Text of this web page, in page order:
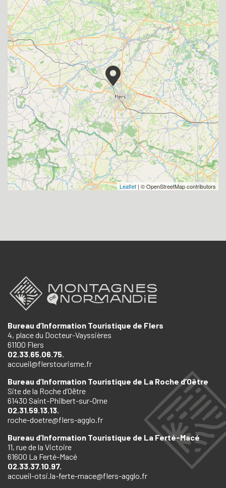
Leaflet| © OpenStreetMap contributors
Bureau d’Information Touristique de Flers
4, place du Docteur-Vayssières
61100 Flers
02.33.65.06.75.
accueil@flerstourisme.fr
Bureau d’Information Touristique de La Roche d’Oëtre
Site de la Roche d’Oëtre
61430 Saint-Philbert-sur-Orne
02.31.59.13.13.
roche-doetre@flers-agglo.fr
Bureau d’Information Touristique de La Ferté-Macé
11, rue de la Victoire
61600 La Ferté-Macé
02.33.37.10.97.
accueil-otsi.la-ferte-mace@flers-agglo.fr